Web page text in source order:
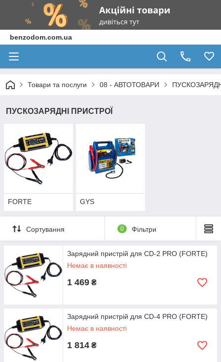
benzodom.com.ua
Товари та послуги 08 - АВТОТОВАРИ
ПУСКОЗАРЯДНІ ПРИСТРОЇ
FORTE GYS
Сортування 0 Фільтри
Зарядний пристрій для CD-2 PRO (FORTE)
Немає в наявності
1 469 ₴
Зарядний пристрій для CD-4 PRO (FORTE)
Немає в наявності
1 814 ₴